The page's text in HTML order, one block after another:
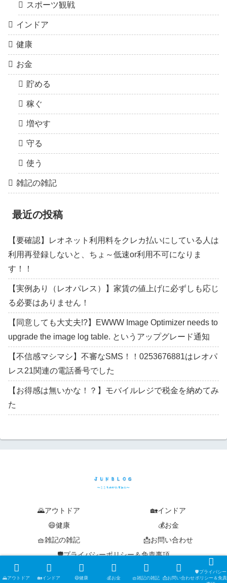
スポーツ観戦
インドア
健康
お金
貯める
稼ぐ
増やす
守る
使う
雑記の雑記
最近の投稿
【要確認】レオネット利用料をクレカ払いにしている人は
利用再登録しないと、ちょ～低速or利用不可になりま
す！！
【実例あり（レオパレス）】家賃の値上げに必ずしも応じ
る必要はありません！
【同意しても大丈夫!?】EWWW Image Optimizer needs to
upgrade the image log table. というアップグレード通知
【不信感マシマシ】不審なSMS！！0253676881はレオパ
レス21関連の電話番号でした
【お得感は無いかな！？】モバイルレジで税金を納めてみ
た
🌄アウトドア
🏡インドア
😄健康
💰お金
🧺雑記の雑記
📩お問い合わせ
🛡️プライバシーポリシー＆免責事項
© 2019-2026 junblog ~こころのかたすみに~.
🌄アウトドア 🏡インドア 😄健康 💰お金 🧺雑記の雑記 📩お問い合わせ
🛡️プライバシー
ポリシー＆免責